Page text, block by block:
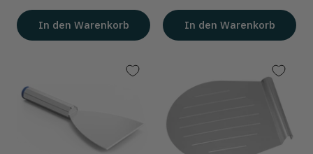
In den Warenkorb In den Warenkorb